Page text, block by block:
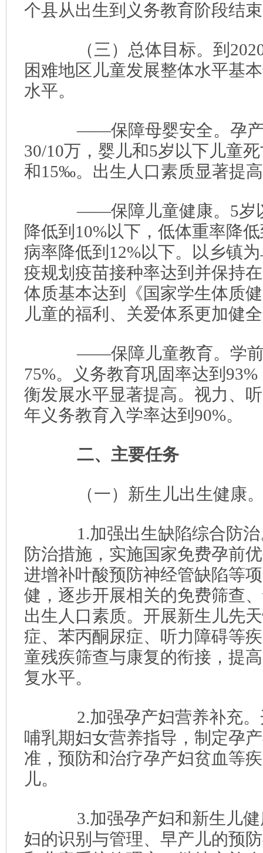
个县从出生到义务教育阶段结
（三）总体目标。到2020
困难地区儿童发展整体水平基
水平。
——保障母婴安全。孕产
30/10万，婴儿和5岁以下儿童
和15‰。出生人口素质显著提
——保障儿童健康。5岁
降低到10%以下，低体重率降
病率降低到12%以下。以乡镇
疫规划疫苗接种率达到并保持
体质基本达到《国家学生体质
儿童的福利、关爱体系更加健
——保障儿童教育。学前
75%。义务教育巩固率达到
衡发展水平显著提高。视力、
年义务教育入学率达到90%。
二、主要任务
（一）新生儿出生健康
1.加强出生缺陷综合防治
防治措施，实施国家免费孕前
进增补叶酸预防神经管缺陷等
健，逐步开展相关的免费筛查
出生人口素质。开展新生儿先
症、苯丙酮尿症、听力障碍等
童残疾筛查与康复的衔接，提
复水平。
2.加强孕产妇营养补充。
哺乳期妇女营养指导，制定孕
准，预防和治疗孕产妇贫血等
儿。
3.加强孕产妇和新生儿健
妇的识别与管理、早产儿的预